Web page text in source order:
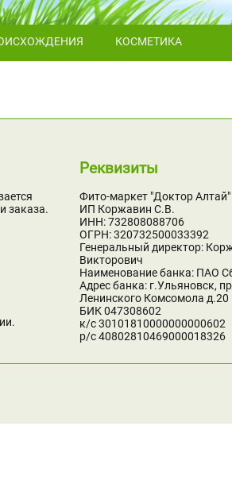
КОСМЕТИКА
заказа.
Реквизиты
Фито-маркет "Доктор Алтай"
ИП Коржавин С.В.
ИНН: 732808088706
ОГРН: 320732500033392
Генеральный директор:
Викторович
Наименование банка: ПАО
Адрес банка: г.Ульяновск,
Ленинского Комсомола д.20
БИК 047308602
к/с 30101810000000000602
р/с 40802810469000018326